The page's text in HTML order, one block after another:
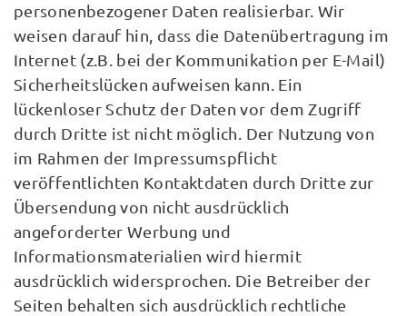
personenbezogener Daten realisierbar. Wir
weisen darauf hin, dass die Datenübertragung im
Internet (z.B. bei der Kommunikation per E-Mail)
Sicherheitslücken aufweisen kann. Ein
lückenloser Schutz der Daten vor dem Zugriff
durch Dritte ist nicht möglich. Der Nutzung von
im Rahmen der Impressumspflicht
veröffentlichten Kontaktdaten durch Dritte zur
Übersendung von nicht ausdrücklich
angeforderter Werbung und
Informationsmaterialien wird hiermit
ausdrücklich widersprochen. Die Betreiber der
Seiten behalten sich ausdrücklich rechtliche